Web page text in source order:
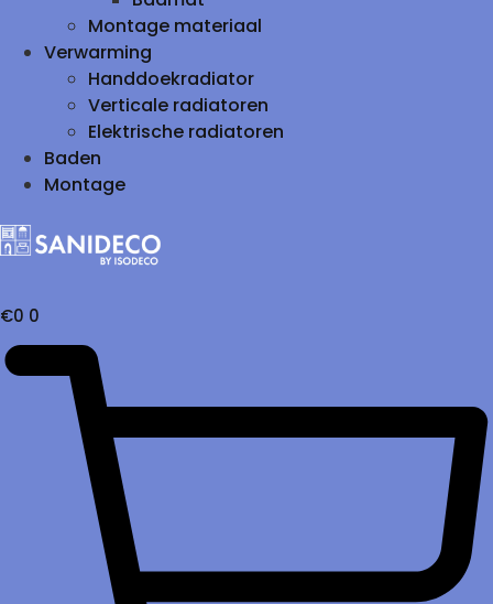
Montage materiaal
Verwarming
Handdoekradiator
Verticale radiatoren
Elektrische radiatoren
Baden
Montage
€0 0